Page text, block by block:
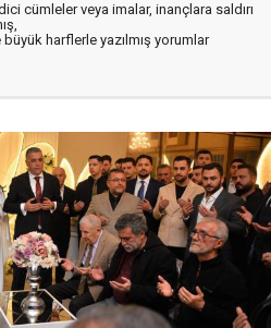
cümleler veya imalar, inançlara saldırı
harflerle yazılmış yorumlar